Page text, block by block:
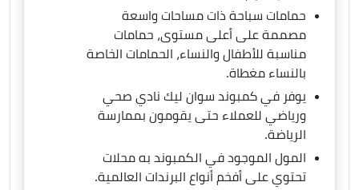
حمامات سباحة ذات مساحات واسعة
مصممة على أعلى مستوى، حمامات
مناسبة للأطفال والنساء، الحمامات الخاصة
بالنساء مغطاة.
يوفر في كمبوند سوان ليك نادي صحي
ورياضي للعملاء حتى يقومون بممارسة
الرياضة.
المول الموجود في الكمبوند به محلات
تحتوي على أفخم أنواع البرندات العالمية.